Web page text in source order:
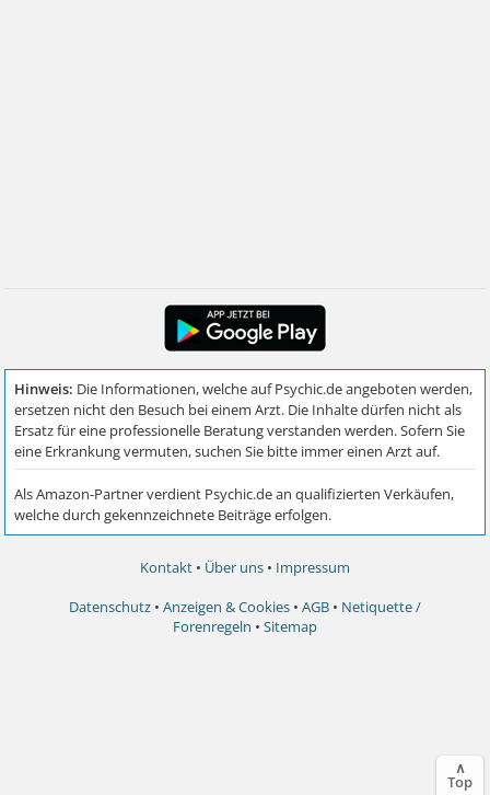
Kontakt • Über uns • Impressum
Datenschutz • Anzeigen & Cookies • AGB • Netiquette /
Forenregeln • Sitemap
∧
Top